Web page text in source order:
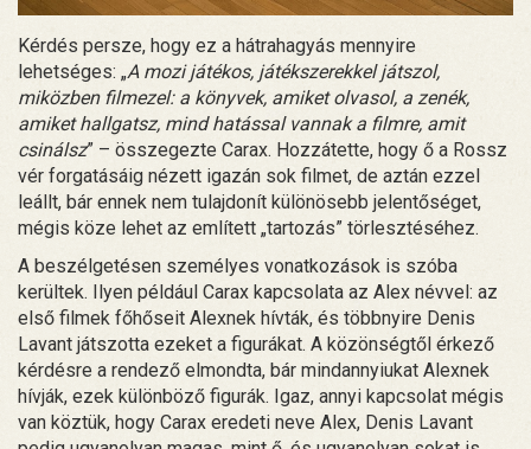
Kérdés persze, hogy ez a hátrahagyás mennyire
lehetséges: „A mozi játékos, játékszerekkel játszol,
miközben filmezel: a könyvek, amiket olvasol, a zenék,
amiket hallgatsz, mind hatással vannak a filmre, amit
csinálsz” – összegezte Carax. Hozzátette, hogy ő a Rossz
vér forgatásáig nézett igazán sok filmet, de aztán ezzel
leállt, bár ennek nem tulajdonít különösebb jelentőséget,
mégis köze lehet az említett „tartozás” törlesztéséhez.
A beszélgetésen személyes vonatkozások is szóba
kerültek. Ilyen például Carax kapcsolata az Alex névvel: az
első filmek főhőseit Alexnek hívták, és többnyire Denis
Lavant játszotta ezeket a figurákat. A közönségtől érkező
kérdésre a rendező elmondta, bár mindannyiukat Alexnek
hívják, ezek különböző figurák. Igaz, annyi kapcsolat mégis
van köztük, hogy Carax eredeti neve Alex, Denis Lavant